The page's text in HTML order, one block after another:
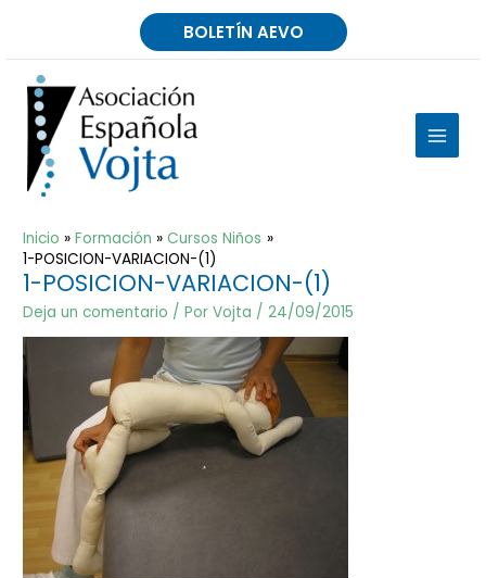
BOLETÍN AEVO
MAIN
Inicio Formación
Cursos Niños
1-POSICION-VARIACION-(1)
1-POSICION-VARIACION-(1)
Deja un comentario / PorVojta /24/09/2015